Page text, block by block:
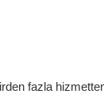
fazla